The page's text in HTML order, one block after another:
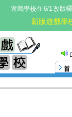
遊戲學校在 6/1改版
新版遊戲學